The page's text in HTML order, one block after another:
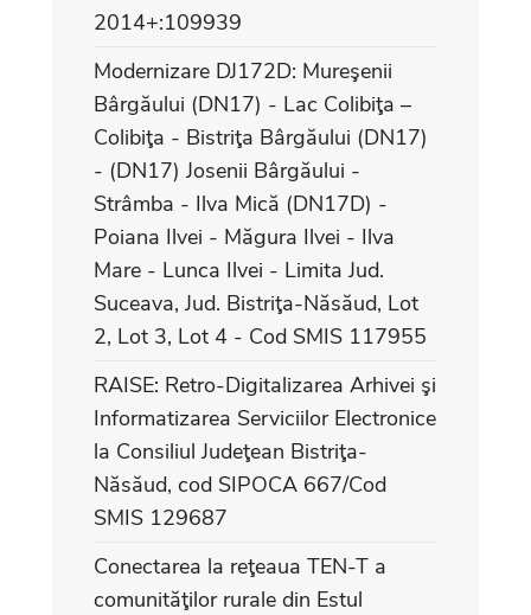
2014+:109939
Modernizare DJ172D: Mureşenii
Bârgăului (DN17) - Lac Colibiţa –
Colibiţa - Bistriţa Bârgăului (DN17)
- (DN17) Josenii Bârgăului -
Strâmba - Ilva Mică (DN17D) -
Poiana Ilvei - Măgura Ilvei - Ilva
Mare - Lunca Ilvei - Limita Jud.
Suceava, Jud. Bistriţa-Năsăud, Lot
2, Lot 3, Lot 4 - Cod SMIS 117955
RAISE: Retro-Digitalizarea Arhivei şi
Informatizarea Serviciilor Electronice
la Consiliul Judeţean Bistriţa-
Năsăud, cod SIPOCA 667/Cod
SMIS 129687
Conectarea la reţeaua TEN-T a
comunităţilor rurale din Estul